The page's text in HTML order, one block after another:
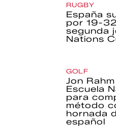
RUGBY
España
por 19-
segunda
Nations
GOLF
Jon
Escuela
para
método
hornada
español